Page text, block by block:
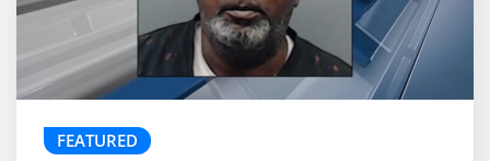
FEATURED